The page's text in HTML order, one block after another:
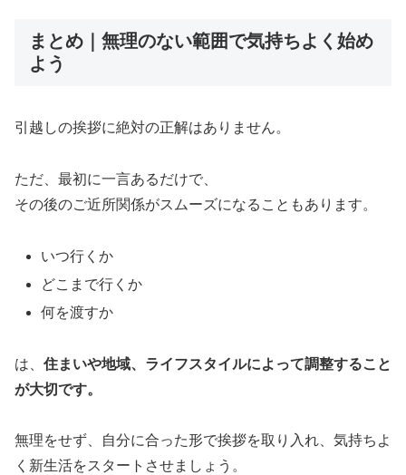
まとめ｜無理のない範囲で気持ちよく始め
よう
引越しの挨拶に絶対の正解はありません。
ただ、最初に一言あるだけで、
その後のご近所関係がスムーズになることもあります。
いつ行くか
どこまで行くか
何を渡すか
は、 住まいや地域、ライフスタイルによって調整すること
が大切です。
無理をせず、自分に合った形で挨拶を取り入れ、気持ちよ
く新生活をスタートさせましょう。